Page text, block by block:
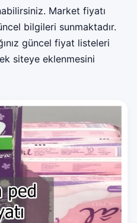
Market fiyatı
bilgileri sunmaktadır.
güncel fiyat listeleri
siteye eklenmesini